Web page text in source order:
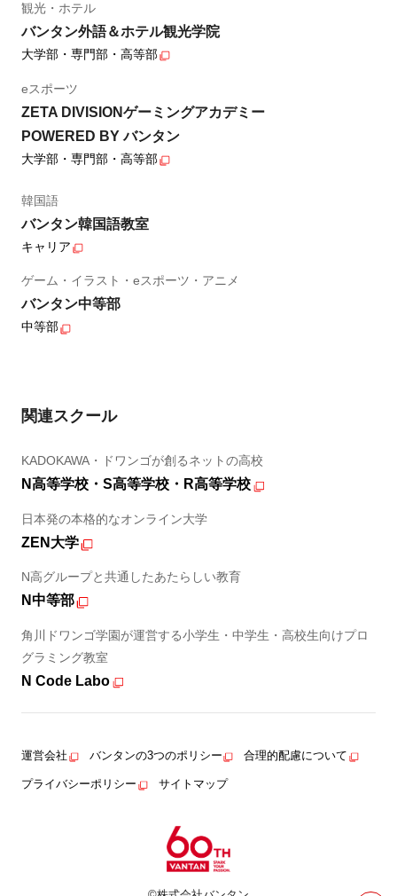
観光・ホテル
バンタン外語＆ホテル観光学院
大学部・専門部・高等部
eスポーツ
ZETA DIVISIONゲーミングアカデミー
POWERED BY バンタン
大学部・専門部・高等部
韓国語
バンタン韓国語教室
キャリア
ゲーム・イラスト・eスポーツ・アニメ
バンタン中等部
中等部
関連スクール
KADOKAWA・ドワンゴが創るネットの高校
N高等学校・S高等学校・R高等学校
日本発の本格的なオンライン大学
ZEN大学
N高グループと共通したあたらしい教育
N中等部
角川ドワンゴ学園が運営する小学生・中学生・高校生向けプロ
グラミング教室
N Code Labo
運営会社 バンタンの3つのポリシー 合理的配慮について
プライバシーポリシー サイトマップ